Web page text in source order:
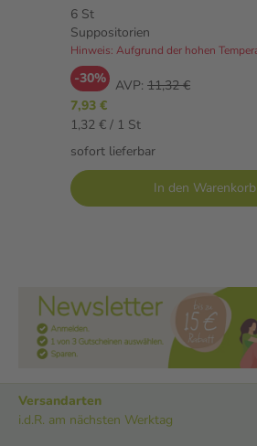
6 St
Suppositorien
-30% AVP: 11,32 €
7,93 €
1,32 € / 1 St
sofort lieferbar
In den Warenkorb
Versandarten
i.d.R. am nächsten Werktag